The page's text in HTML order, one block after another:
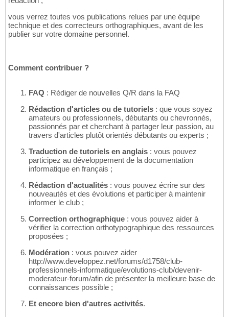
vous verrez toutes vos publications relues par une équipe
technique et des correcteurs orthographiques, avant de les
publier sur votre domaine personnel.
Comment contribuer ?
FAQ : Rédiger de nouvelles Q/R dans la FAQ
Rédaction d'articles ou de tutoriels : que vous soyez
amateurs ou professionnels, débutants ou chevronnés,
passionnés par et cherchant à partager leur passion, au
travers d'articles plutôt orientés débutants ou experts ;
Traduction de tutoriels en anglais : vous pouvez
participez au développement de la documentation
informatique en français ;
Rédaction d'actualités : vous pouvez écrire sur des
nouveautés et des évolutions et participer à maintenir
informer le club ;
Correction orthographique : vous pouvez aider à
vérifier la correction orthotypographique des ressources
proposées ;
Modération : vous pouvez aider
http://www.developpez.net/forums/d1758/club-
professionnels-informatique/evolutions-club/devenir-
moderateur-forum/afin de présenter la meilleure base de
connaissances possible ;
Et encore bien d'autres activités.